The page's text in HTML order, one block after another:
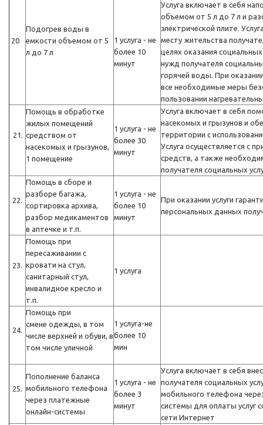
20
Подогрев воды в
емкости объемом от 5
л до 7 л
1 услуга - не
более 10
минут
Услуга включает в себя
объемом от 5 л до 7 л и
электрической плите.
месту жительства
целях оказания
нужд получателя
горячей воды. При
все необходимые меры
пользовании
21.
Помощь в обработке
жилых помещений
средством от
насекомых и грызунов,
1 помещение
1 услуга - не
более 30
минут
Услуга включает в себя
насекомых и грызунов и
территории с
Услуга осуществляется с
средств, а также
получателя социальных
22.
Помощь в сборе и
разборе багажа,
сортировка архива,
разбор медикаментов
в аптечке и т.п.
1 услуга - не
более 10
минут
При оказании услуги
персональных данных
23.
Помощь при
пересаживании с
кровати на стул,
санитарный стул,
инвалидное кресло и
т.п.
1 услуга
24.
Помощь при
смене одежды, в том
числе верхней и обуви, в
том числе уличной
1 услуга-не
более 10
мин
25.
Пополнение баланса
мобильного телефона
через платежные
онлайн-системы
1 услуга - не
более 3
минут
Услуга включает в себя
получателя социальных
мобильного телефона
системы для оплаты услуг
сети Интернет